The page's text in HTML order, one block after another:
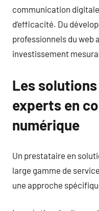
communication
d’efficacité. Du
professionnels du web
investissement
Les
experts en
numérique
Un prestataire en
large gamme de
une approche